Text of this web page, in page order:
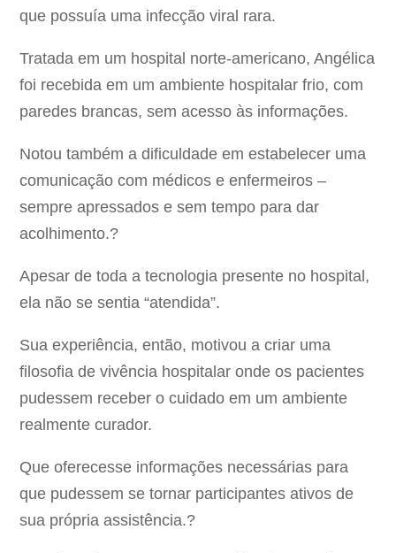
que possuía uma infecção viral rara.
Tratada em um hospital norte-americano, Angélica
foi recebida em um ambiente hospitalar frio, com
paredes brancas, sem acesso às informações.
Notou também a dificuldade em estabelecer uma
comunicação com médicos e enfermeiros –
sempre apressados e sem tempo para dar
acolhimento.?
Apesar de toda a tecnologia presente no hospital,
ela não se sentia “atendida”.
Sua experiência, então, motivou a criar uma
filosofia de vivência hospitalar onde os pacientes
pudessem receber o cuidado em um ambiente
realmente curador.
Que oferecesse informações necessárias para
que pudessem se tornar participantes ativos de
sua própria assistência.?